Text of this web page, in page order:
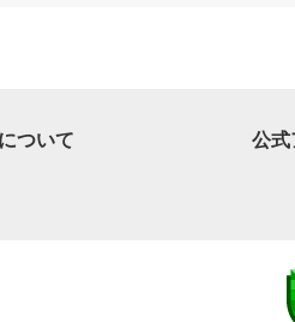
ついて 公式